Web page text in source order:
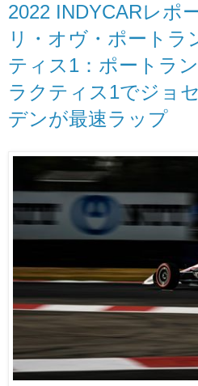
2022 INDYCARレポ
リ・オヴ・ポートラ
ティス1：ポートラ
ラクティス1でジョ
デンが最速ラップ